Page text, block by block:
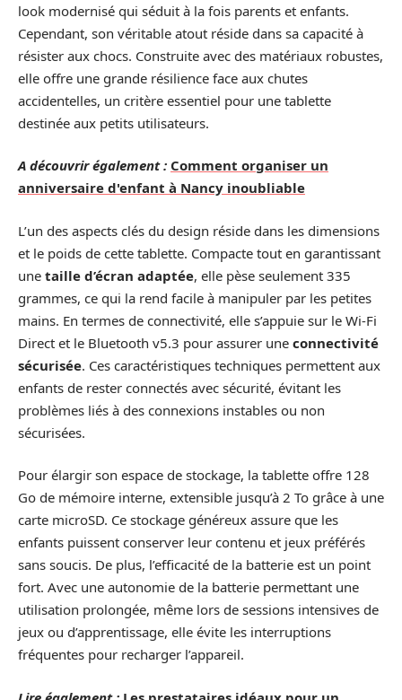
look modernisé qui séduit à la fois parents et enfants.
Cependant, son véritable atout réside dans sa capacité à
résister aux chocs. Construite avec des matériaux robustes,
elle offre une grande résilience face aux chutes
accidentelles, un critère essentiel pour une tablette
destinée aux petits utilisateurs.
A découvrir également : Comment organiser un
anniversaire d'enfant à Nancy inoubliable
L’un des aspects clés du design réside dans les dimensions
et le poids de cette tablette. Compacte tout en garantissant
une taille d’écran adaptée, elle pèse seulement 335
grammes, ce qui la rend facile à manipuler par les petites
mains. En termes de connectivité, elle s’appuie sur le Wi-Fi
Direct et le Bluetooth v5.3 pour assurer une connectivité
sécurisée. Ces caractéristiques techniques permettent aux
enfants de rester connectés avec sécurité, évitant les
problèmes liés à des connexions instables ou non
sécurisées.
Pour élargir son espace de stockage, la tablette offre 128
Go de mémoire interne, extensible jusqu’à 2 To grâce à une
carte microSD. Ce stockage généreux assure que les
enfants puissent conserver leur contenu et jeux préférés
sans soucis. De plus, l’efficacité de la batterie est un point
fort. Avec une autonomie de la batterie permettant une
utilisation prolongée, même lors de sessions intensives de
jeux ou d’apprentissage, elle évite les interruptions
fréquentes pour recharger l’appareil.